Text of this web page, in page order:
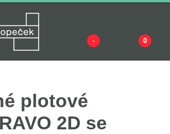
- 0
plotové
2D se